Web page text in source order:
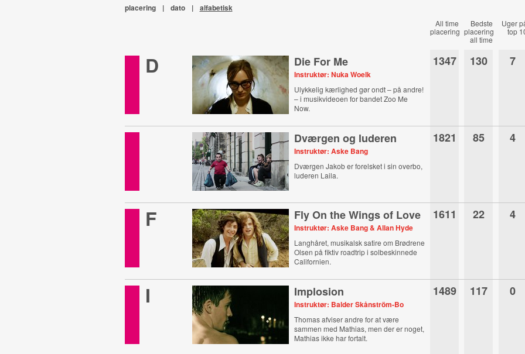
placering | dato | alfabetisk
All time
placering
Bedste
placering
all time
Uger
top
D Die For Me
Instruktør: Nuka Woelk
Ulykkelig kærlighed gør ondt – på andre!
– i musikvideoen for bandet Zoo Me
Now.
1347 130 7
Dværgen og luderen
Instruktør: Aske Bang
Dværgen Jakob er forelsket i sin overbo,
luderen Laila.
1821 85 4
F Fly On the Wings of Love
Instruktør: Aske Bang & Allan Hyde
Langhåret, musikalsk satire om Brødrene
Olsen på fiktiv roadtrip i solbeskinnede
Californien.
1611 22 4
I Implosion
Instruktør: Balder Skånström-Bo
Thomas afviser andre for at være
sammen med Mathias, men der er noget,
Mathias ikke har fortalt.
1489 117 0